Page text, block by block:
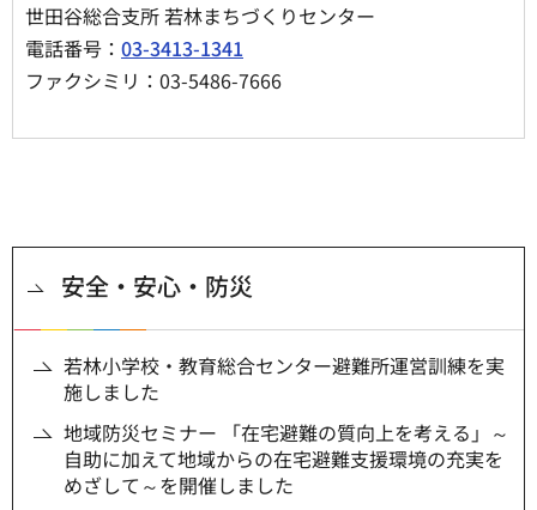
世田谷総合支所 若林まちづくりセンター
電話番号： 03-3413-1341
ファクシミリ：03-5486-7666
安全・安心・防災
若林小学校・教育総合センター避難所運営訓練を実
施しました
地域防災セミナー 「在宅避難の質向上を考える」～
自助に加えて地域からの在宅避難支援環境の充実を
めざして～を開催しました